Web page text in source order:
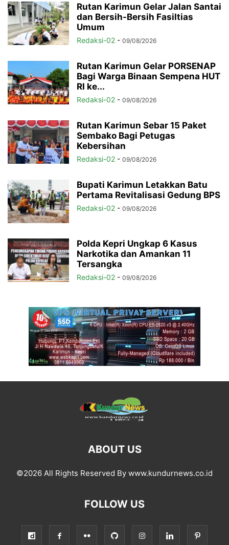
Rutan Karimun Gelar Jalan Santai
dan Bersih-Bersih Fasiltias
Umum
Redaksi-02 - 09/08/2026
Rutan Karimun Gelar PORSENAP
Bagi Warga Binaan Sempena HUT
RI ke...
Redaksi-02 - 09/08/2026
Rutan Karimun Sebar 15 Paket
Sembako Bagi Petugas
Kebersihan
Redaksi-02 - 09/08/2026
Bupati Karimun Letakkan Batu
Pertama Revitalisasi Gedung BPS
Redaksi-02 - 09/08/2026
Polda Kepri Ungkap 6 Kasus
Narkotika dan Amankan 11
Tersangka
Redaksi-02 - 09/08/2026
ABOUT US
©2026 All Rights Reserved By www.kundurnews.co.id
FOLLOW US